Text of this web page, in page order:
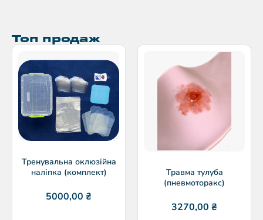
Топ продаж
Тренувальна оклюзійна
наліпка (комплект)
5000,00 ₴
Травма тулуба
(пневмоторакс)
3270,00 ₴